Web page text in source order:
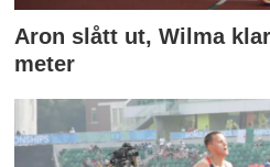
Aron slått ut, Wilma
meter